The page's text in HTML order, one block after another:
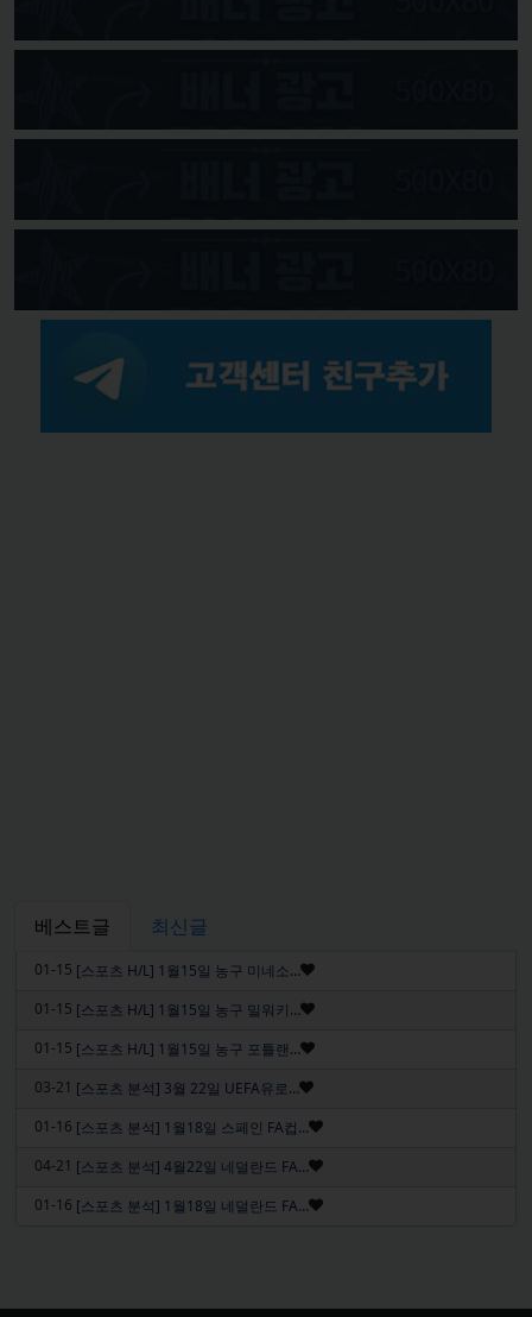
베스트글 최신글
01-15 [스포츠 H/L] 1월15일 농구 미네소… 인기글
01-15 [스포츠 H/L] 1월15일 농구 밀워키… 인기글
01-15 [스포츠 H/L] 1월15일 농구 포틀랜… 인기글
03-21 [스포츠 분석] 3월 22일 UEFA유로… 인기글
01-16 [스포츠 분석] 1월18일 스페인 FA컵… 인기글
04-21 [스포츠 분석] 4월22일 네덜란드 FA… 인기글
01-16 [스포츠 분석] 1월18일 네덜란드 FA… 인기글